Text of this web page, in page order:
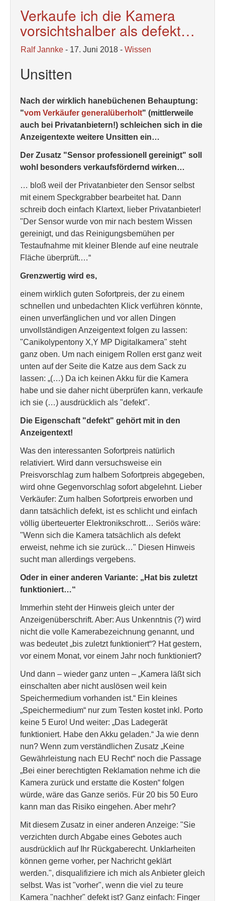
Verkaufe ich die Kamera
vorsichtshalber als defekt…
Ralf Jannke - 17. Juni 2018 - Wissen
Unsitten
Nach der wirklich hanebüchenen Behauptung:
"vom Verkäufer generalüberholt" (mittlerweile
auch bei Privatanbietern!) schleichen sich in die
Anzeigentexte weitere Unsitten ein…
Der Zusatz "Sensor professionell gereinigt" soll
wohl besonders verkaufsfördernd wirken…
… bloß weil der Privatanbieter den Sensor selbst
mit einem Speckgrabber bearbeitet hat. Dann
schreib doch einfach Klartext, lieber Privatanbieter!
"Der Sensor wurde von mir nach bestem Wissen
gereinigt, und das Reinigungsbemühen per
Testaufnahme mit kleiner Blende auf eine neutrale
Fläche überprüft.…“
Grenzwertig wird es,
einem wirklich guten Sofortpreis, der zu einem
schnellen und unbedachten Klick verführen könnte,
einen unverfänglichen und vor allen Dingen
unvollständigen Anzeigentext folgen zu lassen:
"Canikolypentony X,Y MP Digitalkamera" steht
ganz oben. Um nach einigem Rollen erst ganz weit
unten auf der Seite die Katze aus dem Sack zu
lassen: „(…) Da ich keinen Akku für die Kamera
habe und sie daher nicht überprüfen kann, verkaufe
ich sie (…) ausdrücklich als "defekt".
Die Eigenschaft "defekt" gehört mit in den
Anzeigentext!
Was den interessanten Sofortpreis natürlich
relativiert. Wird dann versuchsweise ein
Preisvorschlag zum halbem Sofortpreis abgegeben,
wird ohne Gegenvorschlag sofort abgelehnt. Lieber
Verkäufer: Zum halben Sofortpreis erworben und
dann tatsächlich defekt, ist es schlicht und einfach
völlig überteuerter Elektronikschrott… Seriös wäre:
"Wenn sich die Kamera tatsächlich als defekt
erweist, nehme ich sie zurück…" Diesen Hinweis
sucht man allerdings vergebens.
Oder in einer anderen Variante: „Hat bis zuletzt
funktioniert…“
Immerhin steht der Hinweis gleich unter der
Anzeigenüberschrift. Aber: Aus Unkenntnis (?) wird
nicht die volle Kamerabezeichnung genannt, und
was bedeutet „bis zuletzt funktioniert“? Hat gestern,
vor einem Monat, vor einem Jahr noch funktioniert?
Und dann – wieder ganz unten – „Kamera läßt sich
einschalten aber nicht auslösen weil kein
Speichermedium vorhanden ist.“ Ein kleines
„Speichermedium“ nur zum Testen kostet inkl. Porto
keine 5 Euro! Und weiter: „Das Ladegerät
funktioniert. Habe den Akku geladen.“ Ja wie denn
nun? Wenn zum verständlichen Zusatz „Keine
Gewährleistung nach EU Recht“ noch die Passage
„Bei einer berechtigten Reklamation nehme ich die
Kamera zurück und erstatte die Kosten“ folgen
würde, wäre das Ganze seriös. Für 20 bis 50 Euro
kann man das Risiko eingehen. Aber mehr?
Mit diesem Zusatz in einer anderen Anzeige: "Sie
verzichten durch Abgabe eines Gebotes auch
ausdrücklich auf Ihr Rückgaberecht. Unklarheiten
können gerne vorher, per Nachricht geklärt
werden.", disqualifiziere ich mich als Anbieter gleich
selbst. Was ist "vorher", wenn die viel zu teure
Kamera "nachher" defekt ist? Ganz einfach: Finger